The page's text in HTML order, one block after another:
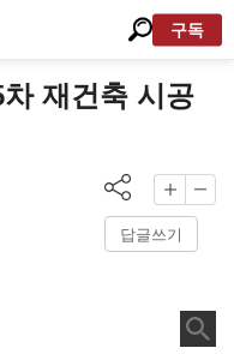
구독
재건축 시공
답글쓰기